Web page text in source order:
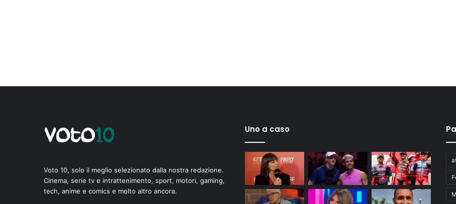
Voto 10, solo il meglio selezionato dalla nostra redazione.
Cinema, serie tv e intrattenimento, sport, motori, gaming,
tech, anime e comics e molto altro ancora.
Uno a caso